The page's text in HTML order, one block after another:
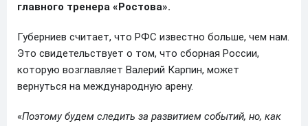
главного тренера «Ростова».
Губерниев считает, что РФС известно больше, чем нам.
Это свидетельствует о том, что сборная России,
которую возглавляет Валерий Карпин, может
вернуться на международную арену.
«Поэтому будем следить за развитием событий, но, как